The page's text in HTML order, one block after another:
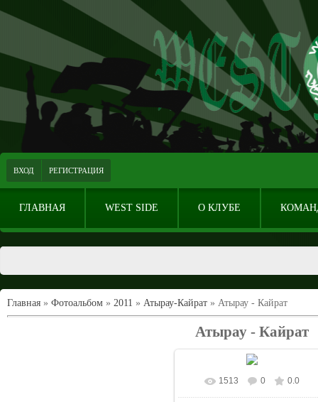
ВХОД РЕГИСТРАЦИЯ
ГЛАВНАЯ WEST SIDE О КЛУБЕ
Главная » Фотоальбом » 2011 » Атырау-Кайрат » Атырау - Кайрат
Атырау - Кайрат
В реальном размере
1513 0 0.0